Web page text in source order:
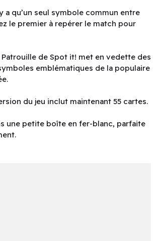
a qu’un seul symbole commun entre
le premier à repérer le match pour
de Spot it! met en vedette des
emblématiques de la populaire
du jeu inclut maintenant 55 cartes.
une petite boîte en fer-blanc, parfaite